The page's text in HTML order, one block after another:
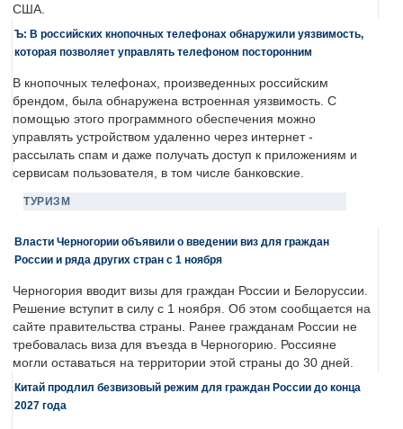
США.
Ъ: В российских кнопочных телефонах обнаружили уязвимость,
которая позволяет управлять телефоном посторонним
В кнопочных телефонах, произведенных российским
брендом, была обнаружена встроенная уязвимость. С
помощью этого программного обеспечения можно
управлять устройством удаленно через интернет -
рассылать спам и даже получать доступ к приложениям и
сервисам пользователя, в том числе банковские.
ТУРИЗМ
Власти Черногории объявили о введении виз для граждан
России и ряда других стран с 1 ноября
Черногория вводит визы для граждан России и Белоруссии.
Решение вступит в силу с 1 ноября. Об этом сообщается на
сайте правительства страны. Ранее гражданам России не
требовалась виза для въезда в Черногорию. Россияне
могли оставаться на территории этой страны до 30 дней.
Китай продлил безвизовый режим для граждан России до конца
2027 года